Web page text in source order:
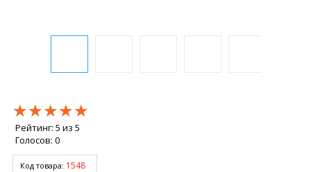
★★★★★
★★★★★
★★★★★
Рейтинг: 5 из 5
Голосов: 0
Код товара: 1548